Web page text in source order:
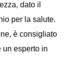
dato il
per la salute.
è consigliato
un esperto in